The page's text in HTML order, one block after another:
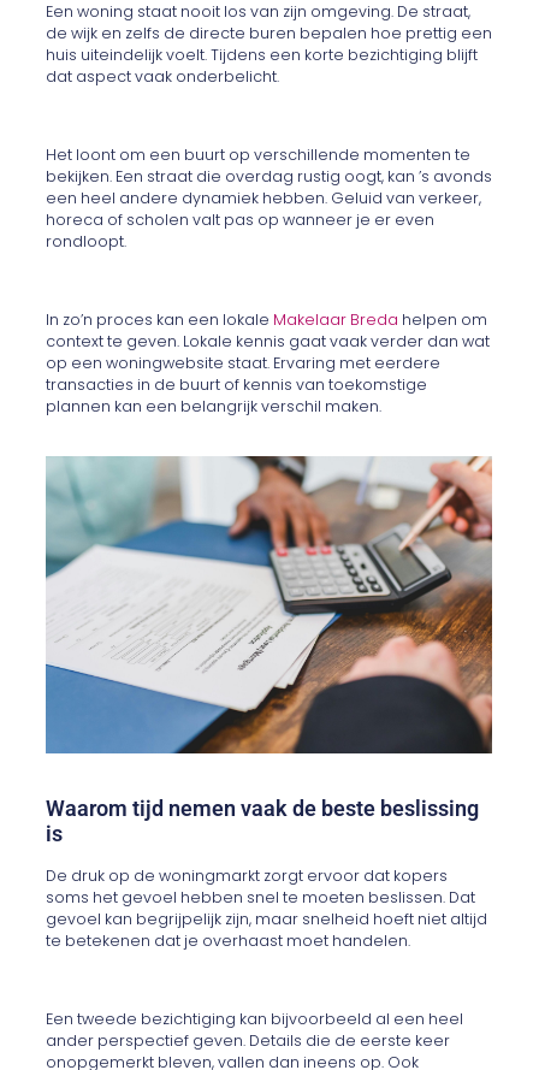
Een woning staat nooit los van zijn omgeving. De straat,
de wijk en zelfs de directe buren bepalen hoe prettig een
huis uiteindelijk voelt. Tijdens een korte bezichtiging blijft
dat aspect vaak onderbelicht.
Het loont om een buurt op verschillende momenten te
bekijken. Een straat die overdag rustig oogt, kan ’s avonds
een heel andere dynamiek hebben. Geluid van verkeer,
horeca of scholen valt pas op wanneer je er even
rondloopt.
In zo’n proces kan een lokale Makelaar Breda helpen om
context te geven. Lokale kennis gaat vaak verder dan wat
op een woningwebsite staat. Ervaring met eerdere
transacties in de buurt of kennis van toekomstige
plannen kan een belangrijk verschil maken.
Waarom tijd nemen vaak de beste beslissing
is
De druk op de woningmarkt zorgt ervoor dat kopers
soms het gevoel hebben snel te moeten beslissen. Dat
gevoel kan begrijpelijk zijn, maar snelheid hoeft niet altijd
te betekenen dat je overhaast moet handelen.
Een tweede bezichtiging kan bijvoorbeeld al een heel
ander perspectief geven. Details die de eerste keer
onopgemerkt bleven, vallen dan ineens op. Ook